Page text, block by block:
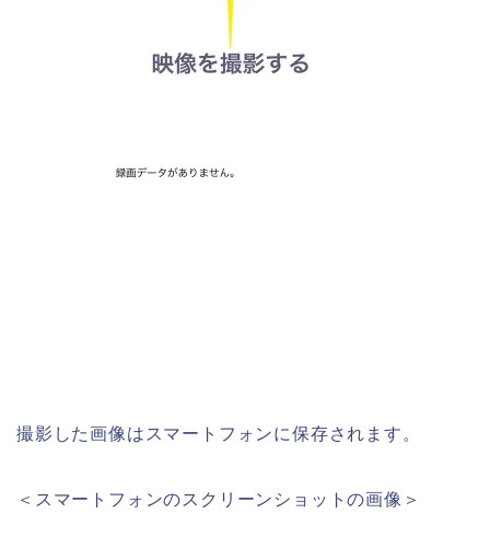
撮影した画像はスマートフォンに保存されます。
＜スマートフォンのスクリーンショットの画像＞